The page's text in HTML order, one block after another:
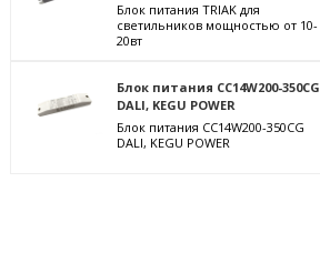
Блок питания TRIAK для
светильников мощностью от 10-
20вт
Блок питания CC14W200-350CG
DALI, KEGU POWER
Блок питания CC14W200-350CG
DALI, KEGU POWER